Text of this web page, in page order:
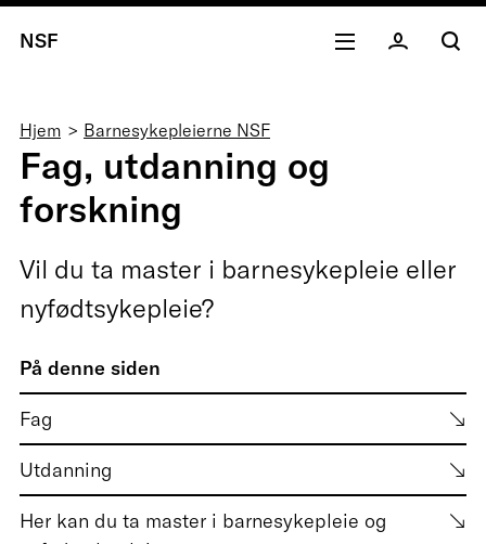
NSF
Navigasjonssti
Hjem Barnesykepleierne NSF
Fag, utdanning og
forskning
Vil du ta master i barnesykepleie eller
nyfødtsykepleie?
På denne siden
Fag
Utdanning
Her kan du ta master i barnesykepleie og